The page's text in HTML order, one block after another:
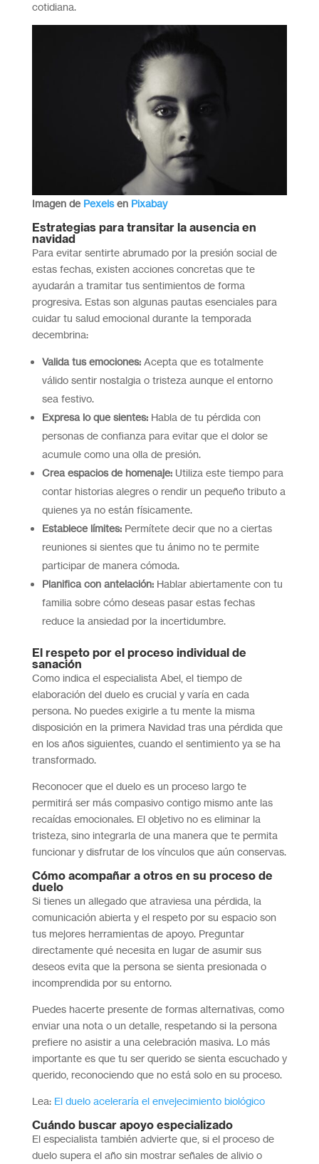
cotidiana.
Imagen de Pexelsen Pixabay
Estrategias para transitar la ausencia en
navidad
Para evitar sentirte abrumado por la presión social de
estas fechas, existen acciones concretas que te
ayudarán a tramitar tus sentimientos de forma
progresiva. Estas son algunas pautas esenciales para
cuidar tu salud emocional durante la temporada
decembrina:
Valida tus emociones:Acepta que es totalmente
válido sentir nostalgia o tristeza aunque el entorno
sea festivo.
Expresa lo que sientes:Habla de tu pérdida con
personas de confianza para evitar que el dolor se
acumule como una olla de presión.
Crea espacios de homenaje:Utiliza este tiempo para
contar historias alegres o rendir un pequeño tributo a
quienes ya no están físicamente.
Establece límites:Permítete decir que no a ciertas
reuniones si sientes que tu ánimo no te permite
participar de manera cómoda.
Planifica con antelación:Hablar abiertamente con tu
familia sobre cómo deseas pasar estas fechas
reduce la ansiedad por la incertidumbre.
El respeto por el proceso individual de
sanación
Como indica el especialista Abel, el tiempo de
elaboración del duelo es crucial y varía en cada
persona. No puedes exigirle a tu mente la misma
disposición en la primera Navidad tras una pérdida que
en los años siguientes, cuando el sentimiento ya se ha
transformado.
Reconocer que el duelo es un proceso largo te
permitirá ser más compasivo contigo mismo ante las
recaídas emocionales. El objetivo no es eliminar la
tristeza, sino integrarla de una manera que te permita
funcionar y disfrutar de los vínculos que aún conservas.
Cómo acompañar a otros en su procesode
duelo
Si tienes un allegado que atraviesa una pérdida, la
comunicación abierta y el respeto por su espacio son
tus mejores herramientas de apoyo. Preguntar
directamente qué necesita en lugar de asumir sus
deseos evita que la persona se sienta presionada o
incomprendida por su entorno.
Puedes hacerte presente de formas alternativas, como
enviar una nota o un detalle, respetando si la persona
prefiere no asistir a una celebración masiva. Lo más
importante es que tu ser querido se sienta escuchado y
querido, reconociendo que no está solo en su proceso.
Lea: El duelo aceleraría el envejecimiento biológico
Cuándo buscar apoyo especializado
El especialista también advierte que, si el proceso de
duelo supera el año sin mostrar señales de alivio o